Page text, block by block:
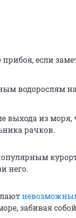
если
водорослям
выхода из
рачков.
него.
забивая